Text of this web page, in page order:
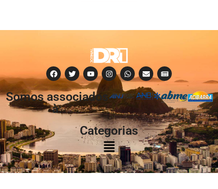
Somos associados
à:
Categorias